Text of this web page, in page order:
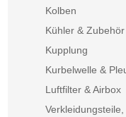
Kolben
Kühler & Zubehör
Kupplung
Kurbelwelle &
Luftfilter & Airbox
Verkleidungsteile,